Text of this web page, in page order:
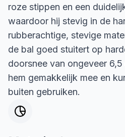
roze stippen en een
waardoor hij stevig in de
rubberachtige, stevige
de bal goed stuitert op
doorsnee van ongeveer
hem gemakkelijk mee en
buiten gebruiken.